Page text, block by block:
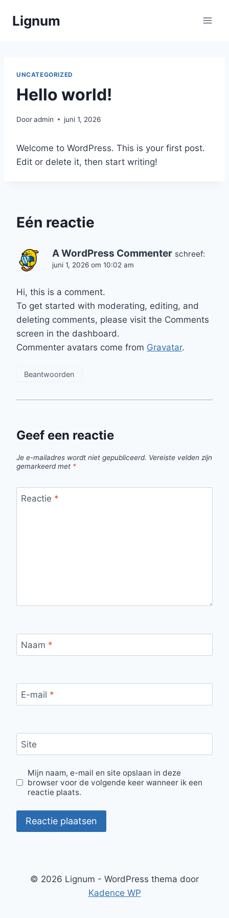
Lignum
UNCATEGORIZED
Hello world!
Dooradmin juni 1, 2026
Welcome to WordPress. This is your first post.
Edit or delete it, then start writing!
Eén reactie
A WordPress Commenter schreef:
juni 1, 2026 om 10:02 am
Hi, this is a comment.
To get started with moderating, editing, and
deleting comments, please visit the Comments
screen in the dashboard.
Commenter avatars come from Gravatar.
Beantwoorden
Geef een reactie
Je e-mailadres wordt niet gepubliceerd. Vereiste velden zijn
gemarkeerd met *
Reactie *
Naam *
E-mail *
Site
Mijn naam, e-mail en site opslaan in deze
browser voor de volgende keer wanneer ik een
reactie plaats.
© 2026 Lignum - WordPress thema door
Kadence WP